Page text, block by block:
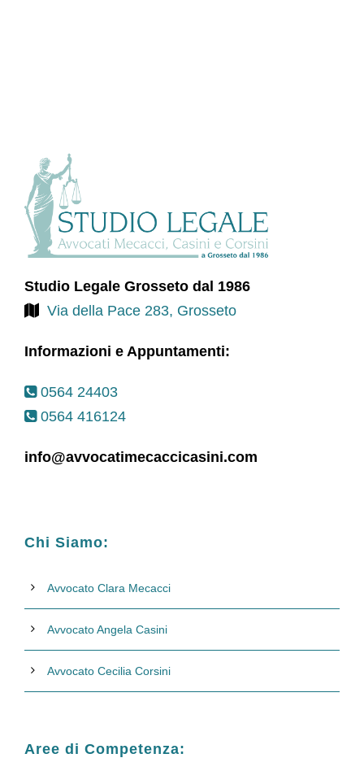
Studio Legale Grosseto dal 1986
Via della Pace 283, Grosseto
Informazioni e Appuntamenti:
0564 24403
0564 416124
info@avvocatimecaccicasini.com
Chi Siamo:
Avvocato Clara Mecacci
Avvocato Angela Casini
Avvocato Cecilia Corsini
Aree di Competenza: